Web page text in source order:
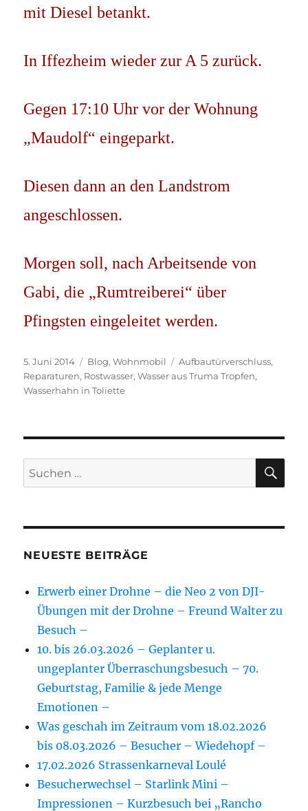
mit Diesel betankt.
In Iffezheim wieder zur A 5 zurück.
Gegen 17:10 Uhr vor der Wohnung
„Maudolf“ eingeparkt.
Diesen dann an den Landstrom
angeschlossen.
Morgen soll, nach Arbeitsende von
Gabi, die „Rumtreiberei“ über
Pfingsten eingeleitet werden.
Veröffentlicht
am
5. Juni 2014 Kategorien
Blog,Wohnmobil Schlagwörter
Aufbautürverschluss,
Reparaturen, Rostwasser,Wasser aus Truma Tropfen,
Wasserhahn in Toliette
Suchen
nach:
NEUESTE BEITRÄGE
Erwerb einer Drohne – die Neo 2 von DJI-
Übungen mit der Drohne – Freund Walter zu
Besuch –
10. bis 26.03.2026 – Geplanter u.
ungeplanter Überraschungsbesuch – 70.
Geburtstag, Familie & jede Menge
Emotionen –
Was geschah im Zeitraum vom 18.02.2026
bis 08.03.2026 – Besucher – Wiedehopf –
17.02.2026 Strassenkarneval Loulé
Besucherwechsel – Starlink Mini –
Impressionen – Kurzbesuch bei „Rancho